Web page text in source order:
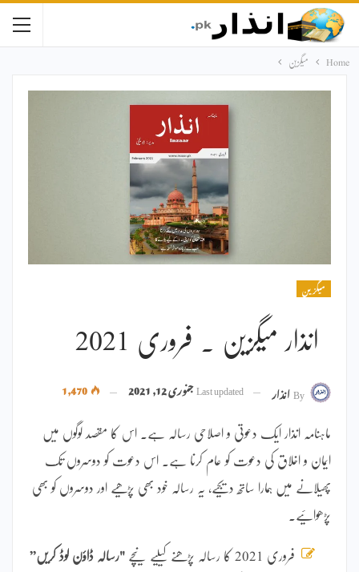
Home میگزین
میگزین
انذار میگزین ۔ فروری 2021
Byانذار Last updatedجنوری 12, 2021
ماہنامہ انذار ایک دعوتی و اصلاحی رسالہ ہے۔ اس کا مقصد لوگوں میں
ایمان و اخلاق کی دعوت کو عام کرنا ہے۔ اس دعوت کو دوسروں تک
پھیلانے میں ہمارا ساتھ دیجیے، یہ رسالہ خود بھی پڑھیے اور دوسروں کو بھی
پڑھوائیے۔
فروری 2021 کا رسالہ پڑھنے کیلیے نیچے "رسالہ ڈاؤن لوڈ کریں”